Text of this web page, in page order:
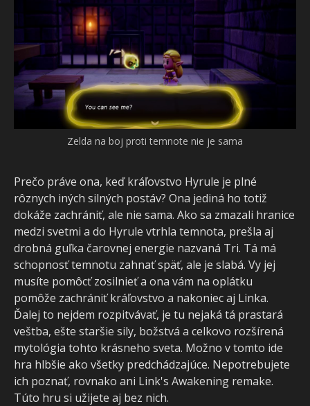
Zelda na boj proti temnote nie je sama
Prečo práve ona, keď kráľovstvo Hyrule je plné
rôznych iných silných postáv? Ona jediná ho totiž
dokáže zachrániť, ale nie sama. Ako sa zmazali hranice
medzi svetmi a do Hyrule vtrhla temnota, prešla aj
drobná guľka čarovnej energie nazvaná Tri. Tá má
schopnosť temnotu zahnať späť, ale je slabá. Vy jej
musíte pomôcť zosilnieť a ona vám na oplátku
pomôže zachrániť kráľovstvo a nakoniec aj Linka.
Ďalej to nejdem rozpitvávať, je tu nejaká tá prastará
veštba, ešte staršie sily, božstvá a celkovo rozšírená
mytológia tohto krásneho sveta. Možno v tomto ide
hra hlbšie ako všetky predchádzajúce. Nepotrebujete
ich poznať, rovnako ani Link's Awakening remake.
Túto hru si užijete aj bez nich.